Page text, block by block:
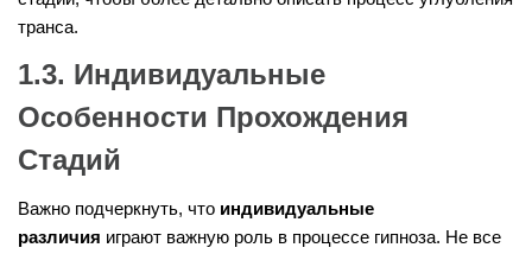
транса.
1.3. Индивидуальные
Особенности Прохождения
Стадий
Важно подчеркнуть, что индивидуальные
различия играют важную роль в процессе гипноза. Не все